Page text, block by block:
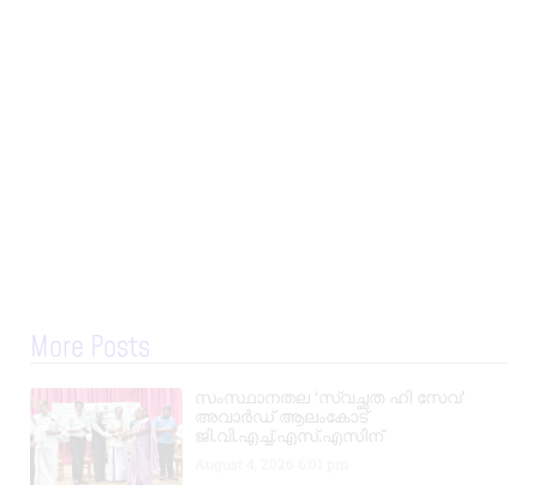
More Posts
സംസ്ഥാനതല ‘സ്വച്ഛത ഹി സേവ’
അവാർഡ് ആലംകോട്
ജി.വി.എച്ച്.എസ്.എസിന്